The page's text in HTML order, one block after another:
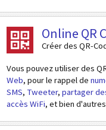
Online QR
Créer des QR-
Vous pouvez utiliser des
Web, pour le rappel de
SMS, Tweeter, partager
accès WiFi, et bien